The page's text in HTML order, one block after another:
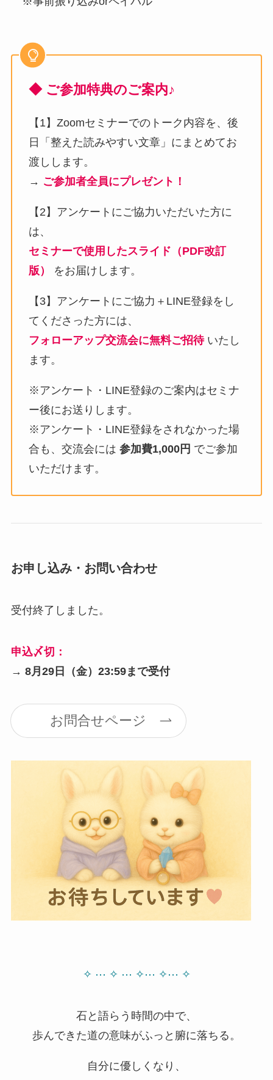
◆ ご参加特典のご案内♪
【1】Zoomセミナーでのトーク内容を、後
日「整えた読みやすい文章」にまとめてお
渡しします。
→ ご参加者全員にプレゼント！
【2】アンケートにご協力いただいた方に
は、
セミナーで使用したスライド（PDF改訂
版）
をお届けします。
【3】アンケートにご協力＋LINE登録をし
てくださった方には、
フォローアップ交流会に無料ご招待 いたし
ます。
※アンケート・LINE登録のご案内はセミナ
ー後にお送りします。
※アンケート・LINE登録をされなかった場
合も、交流会には 参加費1,000円 でご参加
いただけます。
お申し込み・お問い合わせ
受付終了しました。
申込〆切：
→ 8月29日（金）23:59まで受付
お問合せページ
✧ ⋯ ✧ ⋯ ✧⋯ ✧⋯ ✧
石と語らう時間の中で、
歩んできた道の意味がふっと腑に落ちる。
自分に優しくなり、